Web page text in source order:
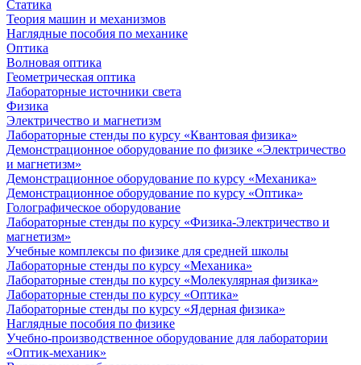
Статика
Теория машин и механизмов
Наглядные пособия по механике
Оптика
Волновая оптика
Геометрическая оптика
Лабораторные источники света
Физика
Электричество и магнетизм
Лабораторные стенды по курсу «Квантовая физика»
Демонстрационное оборудование по физике «Электричество
и магнетизм»
Демонстрационное оборудование по курсу «Механика»
Демонстрационное оборудование по курсу «Оптика»
Голографическое оборудование
Лабораторные стенды по курсу «Физика-Электричество и
магнетизм»
Учебные комплексы по физике для средней школы
Лабораторные стенды по курсу «Механика»
Лабораторные стенды по курсу «Молекулярная физика»
Лабораторные стенды по курсу «Оптика»
Лабораторные стенды по курсу «Ядерная физика»
Наглядные пособия по физике
Учебно-производственное оборудование для лаборатории
«Оптик-механик»